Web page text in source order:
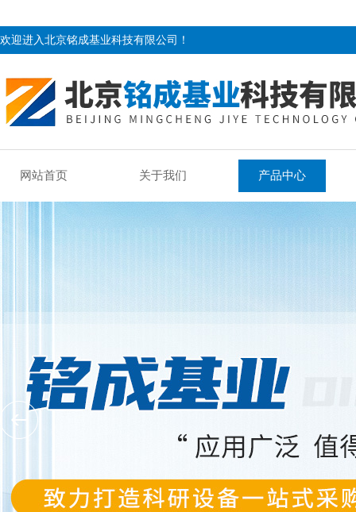
欢迎进入北京铭成基业科技有限公司！
网站首页 关于我们 产品中心